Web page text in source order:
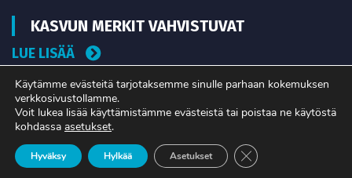
KASVUN MERKIT VAHVISTUVAT
LUE LISÄÄ
TIEDÄTKÖ, MITÄ TUOTANTONNE OIKEASTI
MAKSAA?
LUE LISÄÄ
Käytämme evästeitä tarjotaksemme sinulle parhaan kokemuksen
verkkosivustollamme.
Voit lukea lisää käyttämistämme evästeistä tai poistaa ne käytöstä
kohdassa asetukset.
Hyväksy Hylkää Asetukset Sulje evästebanneri